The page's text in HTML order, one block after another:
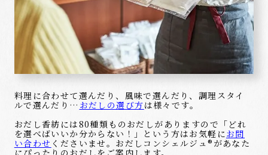
料理に合わせて選んだり、風味で選んだり、調理スタイ
ルで選んだり… おだしの選び方は様々です。
おだし香紡には80種類ものおだしがありますので「どれ
を選べばいいか分からない！」という方はお気軽にお問
い合わせ くださいませ。おだしコンシェルジュ®があなた
にぴったりのおだしをご案内します。